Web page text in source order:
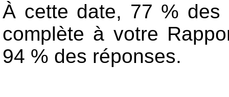
À cette date, 77 % des
complète à votre
94 % des réponses.